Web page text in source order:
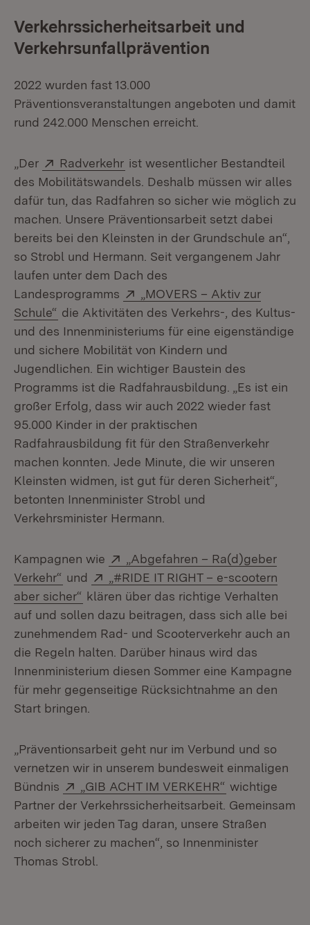
Verkehrssicherheitsarbeit und
Verkehrsunfallprävention
2022 wurden fast 13.000
Präventionsveranstaltungen angeboten und damit
rund 242.000 Menschen erreicht.
„Der Extern:
Radverkehr (Öffnet in neuem Fenster)
ist wesentlicher Bestandteil
des Mobilitätswandels. Deshalb müssen wir alles
dafür tun, das Radfahren so sicher wie möglich zu
machen. Unsere Präventionsarbeit setzt dabei
bereits bei den Kleinsten in der Grundschule an“,
so Strobl und Hermann. Seit vergangenem Jahr
laufen unter dem Dach des
Landesprogramms
Extern:
„MOVERS – Aktiv zur
Schule“ (Öffnet in neuem Fenster)
die Aktivitäten des Verkehrs-, des Kultus-
und des Innenministeriums für eine eigenständige
und sichere Mobilität von Kindern und
Jugendlichen. Ein wichtiger Baustein des
Programms ist die Radfahrausbildung. „Es ist ein
großer Erfolg, dass wir auch 2022 wieder fast
95.000 Kinder in der praktischen
Radfahrausbildung fit für den Straßenverkehr
machen konnten. Jede Minute, die wir unseren
Kleinsten widmen, ist gut für deren Sicherheit“,
betonten Innenminister Strobl und
Verkehrsminister Hermann.
Kampagnen wie Extern:
„Abgefahren – Ra(d)geber
Verkehr“ (Öffnet in neuem Fenster)
und Extern:
„#RIDE IT RIGHT – e-scootern
aber sicher“ (Öffnet in neuem Fenster)
klären über das richtige Verhalten
auf und sollen dazu beitragen, dass sich alle bei
zunehmendem Rad- und Scooterverkehr auch an
die Regeln halten. Darüber hinaus wird das
Innenministerium diesen Sommer eine Kampagne
für mehr gegenseitige Rücksichtnahme an den
Start bringen.
„Präventionsarbeit geht nur im Verbund und so
vernetzen wir in unserem bundesweit einmaligen
Bündnis
Extern:
„GIB ACHT IM VERKEHR“ (Öffnet in
wichtige
Partner der Verkehrssicherheitsarbeit. Gemeinsam
arbeiten wir jeden Tag daran, unsere Straßen
noch sicherer zu machen“, so Innenminister
Thomas Strobl.